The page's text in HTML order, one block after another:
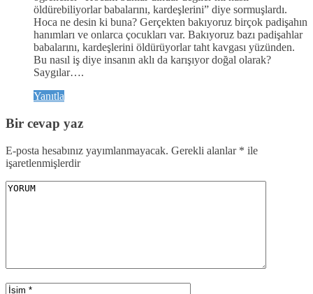
öldürebiliyorlar babalarını, kardeşlerini” diye sormuşlardı.
Hoca ne desin ki buna? Gerçekten bakıyoruz birçok padişahın
hanımları ve onlarca çocukları var. Bakıyoruz bazı padişahlar
babalarını, kardeşlerini öldürüyorlar taht kavgası yüzünden.
Bu nasıl iş diye insanın aklı da karışıyor doğal olarak?
Saygılar….
Yanıtla
Bir cevap yaz
E-posta hesabınız yayımlanmayacak. Gerekli alanlar * ile
işaretlenmişlerdir